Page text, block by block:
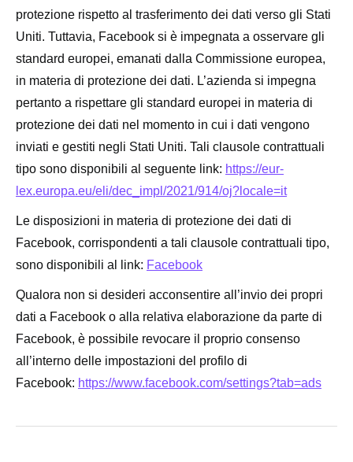
protezione rispetto al trasferimento dei dati verso gli Stati
Uniti. Tuttavia, Facebook si è impegnata a osservare gli
standard europei, emanati dalla Commissione europea,
in materia di protezione dei dati. L’azienda si impegna
pertanto a rispettare gli standard europei in materia di
protezione dei dati nel momento in cui i dati vengono
inviati e gestiti negli Stati Uniti. Tali clausole contrattuali
tipo sono disponibili al seguente link: https://eur-
lex.europa.eu/eli/dec_impl/2021/914/oj?locale=it
Le disposizioni in materia di protezione dei dati di
Facebook, corrispondenti a tali clausole contrattuali tipo,
sono disponibili al link: Facebook
Qualora non si desideri acconsentire all’invio dei propri
dati a Facebook o alla relativa elaborazione da parte di
Facebook, è possibile revocare il proprio consenso
all’interno delle impostazioni del profilo di
Facebook: https://www.facebook.com/settings?tab=ads